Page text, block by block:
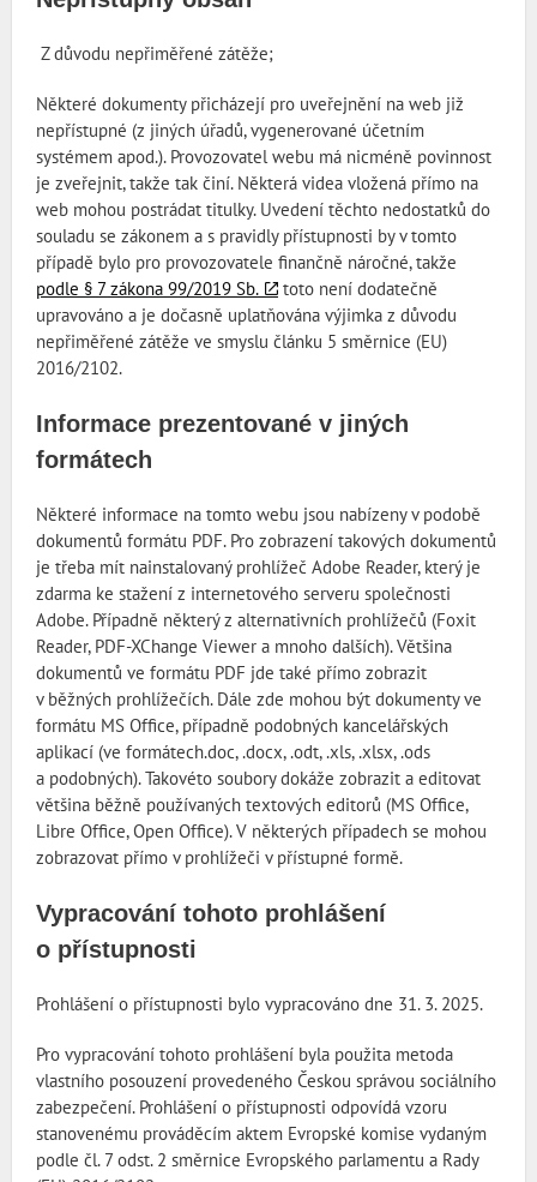
Z důvodu nepřiměřené zátěže;
Některé dokumenty přicházejí pro uveřejnění na web již
nepřístupné (z jiných úřadů, vygenerované účetním
systémem apod.). Provozovatel webu má nicméně povinnost
je zveřejnit, takže tak činí. Některá videa vložená přímo na
web mohou postrádat titulky. Uvedení těchto nedostatků do
souladu se zákonem a s pravidly přístupnosti by v tomto
případě bylo pro provozovatele finančně náročné, takže
podle § 7 zákona 99/2019 Sb.
toto není dodatečně
upravováno a je dočasně uplatňována výjimka z důvodu
nepřiměřené zátěže ve smyslu článku 5 směrnice (EU)
2016/2102.
Informace prezentované v jiných
formátech
Některé informace na tomto webu jsou nabízeny v podobě
dokumentů formátu PDF. Pro zobrazení takových dokumentů
je třeba mít nainstalovaný prohlížeč Adobe Reader, který je
zdarma ke stažení z internetového serveru společnosti
Adobe. Případně některý z alternativních prohlížečů (Foxit
Reader, PDF-XChange Viewer a mnoho dalších). Většina
dokumentů ve formátu PDF jde také přímo zobrazit
v běžných prohlížečích. Dále zde mohou být dokumenty ve
formátu MS Office, případně podobných kancelářských
aplikací (ve formátech.doc, .docx, .odt, .xls, .xlsx, .ods
a podobných). Takovéto soubory dokáže zobrazit a editovat
většina běžně používaných textových editorů (MS Office,
Libre Office, Open Office). V některých případech se mohou
zobrazovat přímo v prohlížeči v přístupné formě.
Vypracování tohoto prohlášení
o přístupnosti
Prohlášení o přístupnosti bylo vypracováno dne 31. 3. 2025.
Pro vypracování tohoto prohlášení byla použita metoda
vlastního posouzení provedeného Českou správou sociálního
zabezpečení. Prohlášení o přístupnosti odpovídá vzoru
stanovenému prováděcím aktem Evropské komise vydaným
podle čl. 7 odst. 2 směrnice Evropského parlamentu a Rady